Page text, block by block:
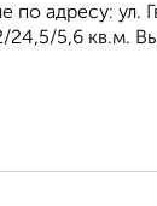
адресу: ул.
5,6 кв.м.